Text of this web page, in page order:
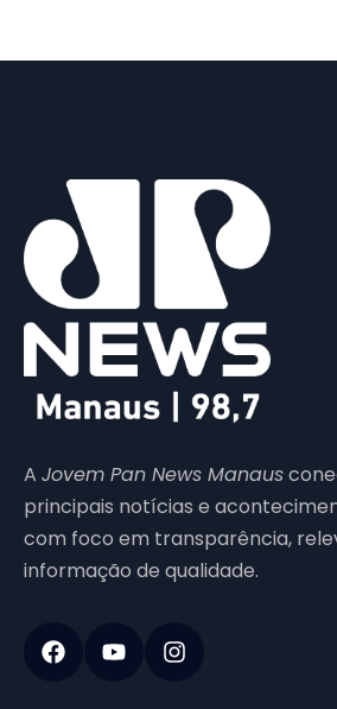
A Jovem Pan News Manaus
principais notícias e
com foco em transparência,
informação de qualidade.